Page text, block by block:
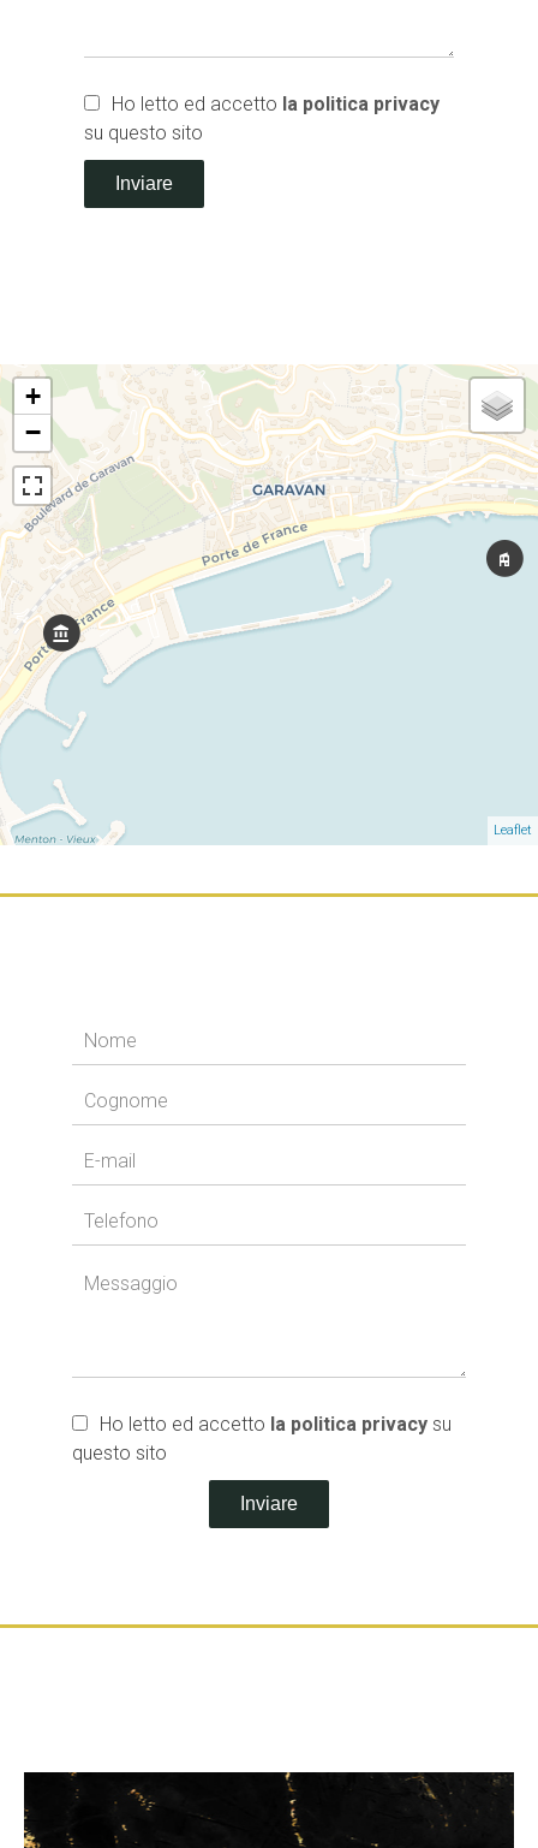
Ho letto ed accetto la politica privacy
su questo sito
Inviare
+
−
Leaflet
Ho letto ed accetto la politica privacy su
questo sito
Inviare